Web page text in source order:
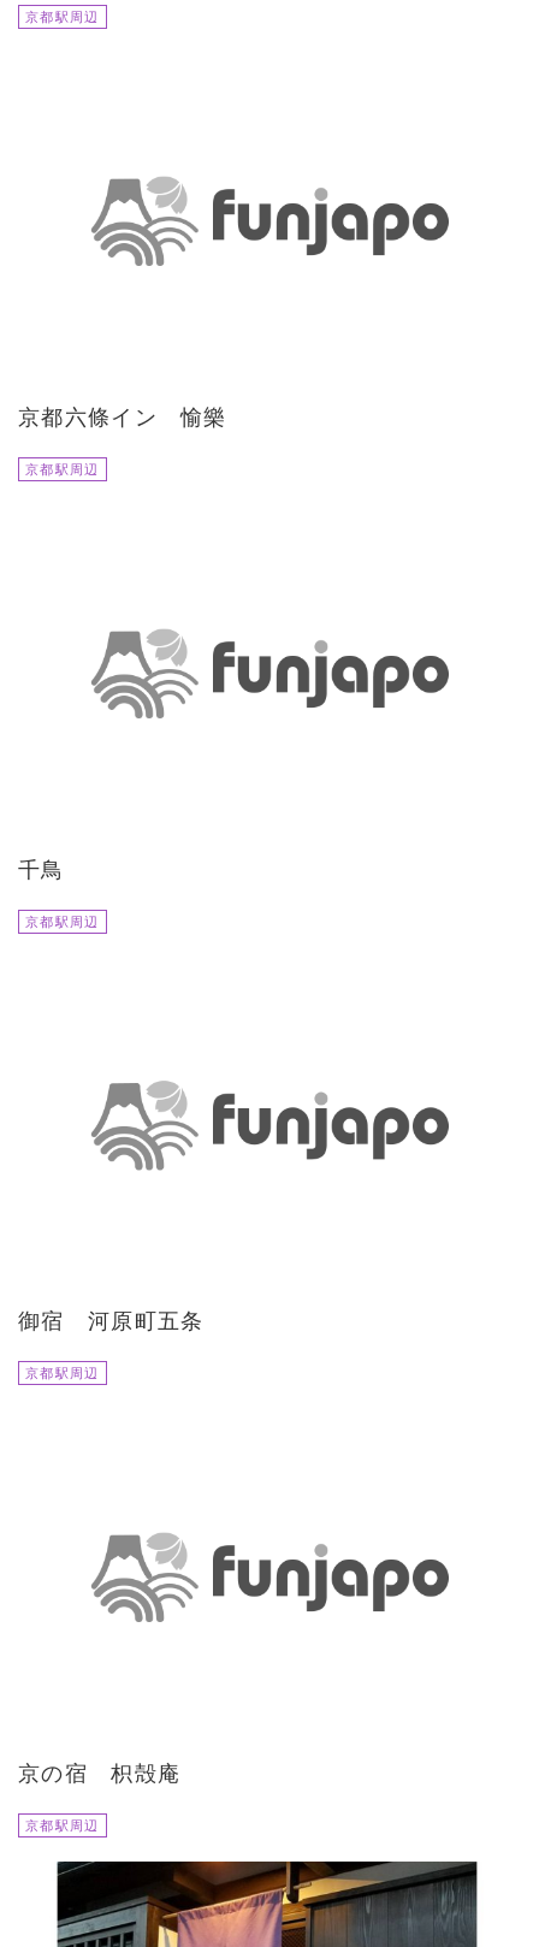
京都駅周辺
京都六條イン 愉樂
京都駅周辺
千鳥
京都駅周辺
御宿 河原町五条
京都駅周辺
京の宿 枳殻庵
京都駅周辺